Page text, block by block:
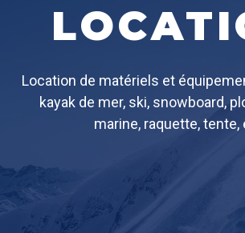
Location de matériels et
kayak de mer, ski, snowboard,
marine, raquette, tente,